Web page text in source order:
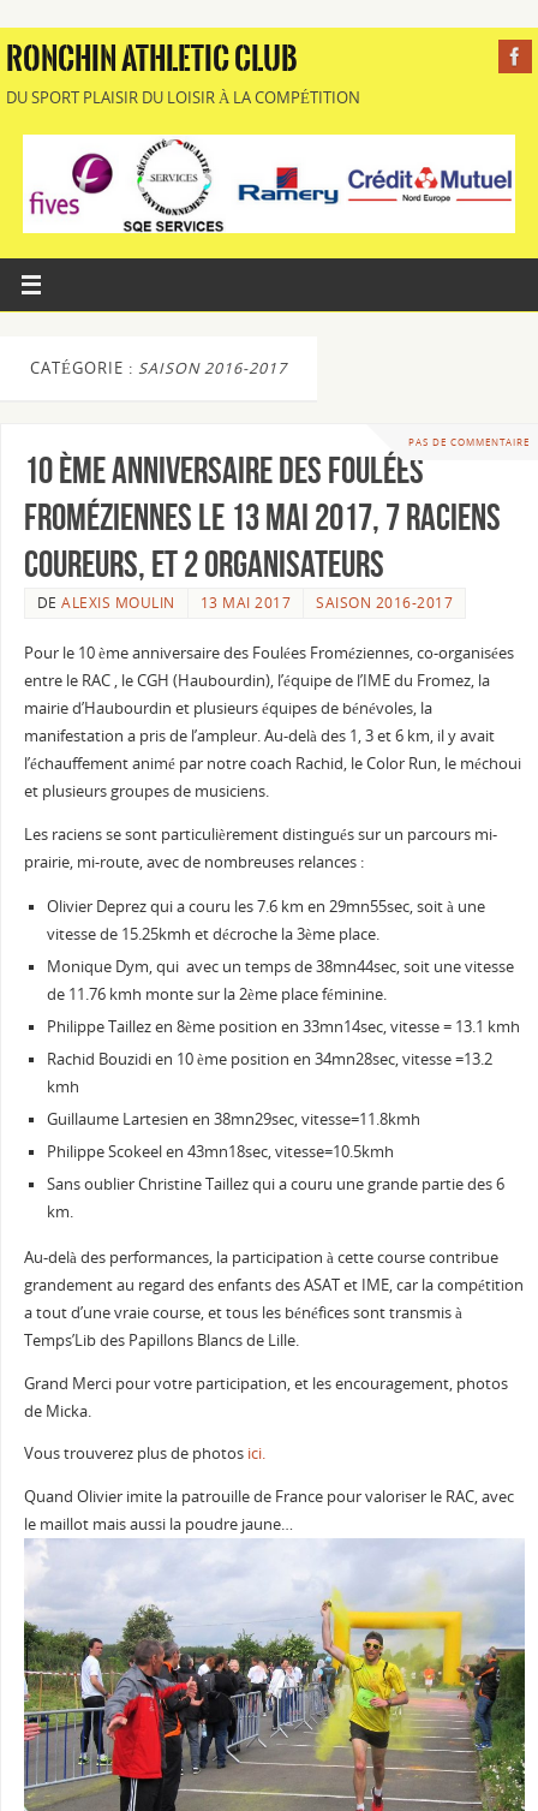
RONCHIN ATHLETIC CLUB
DU SPORT PLAISIR DU LOISIR À LA COMPÉTITION
CATÉGORIE : SAISON 2016-2017
PAS DE COMMENTAIRE
10 ème anniversaire des Foulées
Froméziennes le 13 mai 2017, 7 raciens
coureurs, et 2 organisateurs
DEALEXIS MOULIN 13 MAI 2017 SAISON 2016-2017
Pour le 10 ème anniversaire des Foulées Froméziennes, co-organisées
entre le RAC , le CGH (Haubourdin), l’équipe de l’IME du Fromez, la
mairie d’Haubourdin et plusieurs équipes de bénévoles, la
manifestation a pris de l’ampleur. Au-delà des 1, 3 et 6 km, il y avait
l’échauffement animé par notre coach Rachid, le Color Run, le méchoui
et plusieurs groupes de musiciens.
Les raciens se sont particulièrement distingués sur un parcours mi-
prairie, mi-route, avec de nombreuses relances :
Olivier Deprez qui a couru les 7.6 km en 29mn55sec, soit à une
vitesse de 15.25kmh et décroche la 3ème place.
Monique Dym, qui avec un temps de 38mn44sec, soit une vitesse
de 11.76 kmh monte sur la 2ème place féminine.
Philippe Taillez en 8ème position en 33mn14sec, vitesse = 13.1 kmh
Rachid Bouzidi en 10 ème position en 34mn28sec, vitesse =13.2
kmh
Guillaume Lartesien en 38mn29sec, vitesse=11.8kmh
Philippe Scokeel en 43mn18sec, vitesse=10.5kmh
Sans oublier Christine Taillez qui a couru une grande partie des 6
km.
Au-delà des performances, la participation à cette course contribue
grandement au regard des enfants des ASAT et IME, car la compétition
a tout d’une vraie course, et tous les bénéfices sont transmis à
Temps’Lib des Papillons Blancs de Lille.
Grand Merci pour votre participation, et les encouragement, photos
de Micka.
Vous trouverez plus de photos ici.
Quand Olivier imite la patrouille de France pour valoriser le RAC, avec
le maillot mais aussi la poudre jaune…